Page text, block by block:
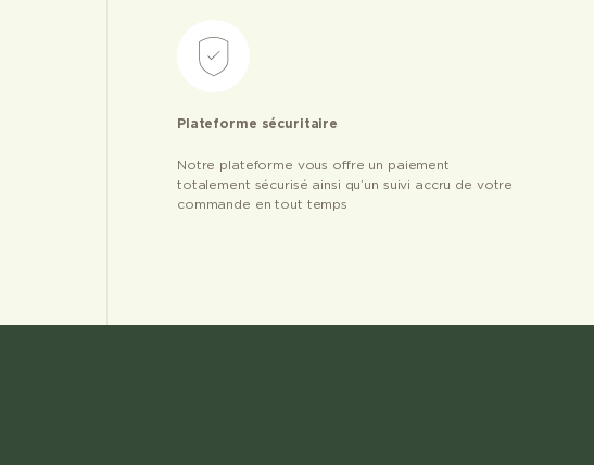
Plateforme sécuritaire
Notre plateforme vous offre un paiement
totalement sécurisé ainsi qu’un suivi accru de votre
commande en tout temps